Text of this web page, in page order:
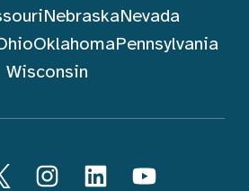
NebraskaNevada
OklahomaPennsylvania
Wisconsin
InstagramLinkedInYouTube